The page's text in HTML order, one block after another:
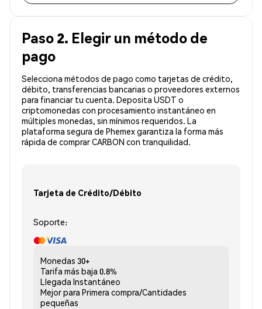
Paso 2. Elegir un método de
pago
Selecciona métodos de pago como tarjetas de crédito,
débito, transferencias bancarias o proveedores externos
para financiar tu cuenta. Deposita USDT o
criptomonedas con procesamiento instantáneo en
múltiples monedas, sin mínimos requeridos. La
plataforma segura de Phemex garantiza la forma más
rápida de comprar CARBON con tranquilidad.
Tarjeta de Crédito/Débito
Soporte:
Monedas 30+
Tarifa más baja 0.8%
Llegada Instantáneo
Mejor para Primera compra/Cantidades
pequeñas